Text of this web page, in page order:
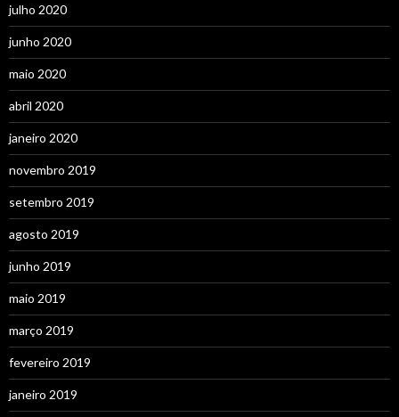
julho 2020
junho 2020
maio 2020
abril 2020
janeiro 2020
novembro 2019
setembro 2019
agosto 2019
junho 2019
maio 2019
março 2019
fevereiro 2019
janeiro 2019